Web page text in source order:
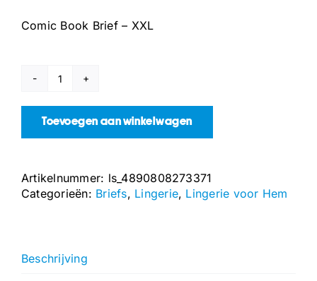
Comic Book Brief – XXL
Comic
Brief
Toevoegen aan winkelwagen
Artikelnummer: ls_4890808273371
Categorieën: Briefs, Lingerie, Lingerie voor Hem
Beschrijving